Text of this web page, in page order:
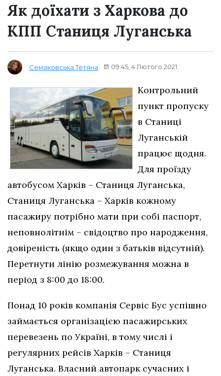
Як доїхати з Харкова до
КПП Станиця Луганська
Семаковська Тетяна 09:45, 4 Лютого 2021
Контрольний
пункт пропуску
в Станиці
Луганській
працює щодня.
Для проїзду
автобусом Харків – Станиця Луганська,
Станиця Луганська – Харків кожному
пасажиру потрібно мати при собі паспорт,
неповнолітнім – свідоцтво про народження,
довіреність (якщо один з батьків відсутній).
Перетнути лінію розмежування можна в
період з 8:00 до 18:00.
Понад 10 років компанія Сервіс Бус успішно
займається організацією пасажирських
перевезень по Україні, в тому числі і
регулярних рейсів Харків – Станиця
Луганська. Власний автопарк сучасних і